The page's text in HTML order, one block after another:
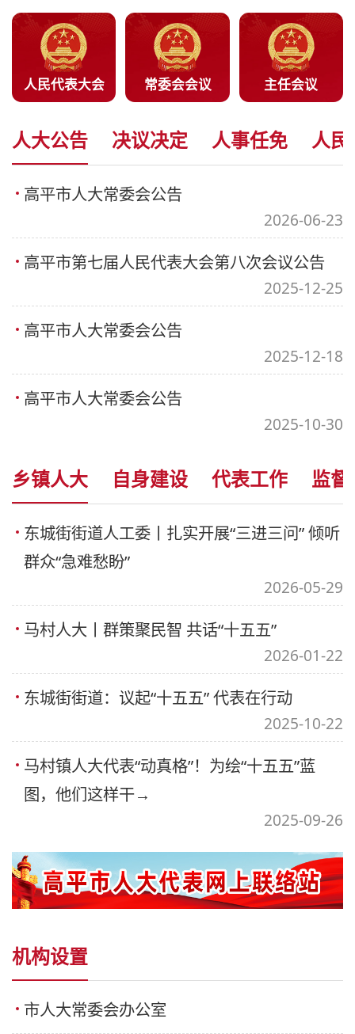
人民代表大会 常委会会议 主任会议
人大公告 决议决定 人事任免 人民
高平市人大常委会公告
2026-06-23
高平市第七届人民代表大会第八次会议公告
2025-12-25
高平市人大常委会公告
2025-12-18
高平市人大常委会公告
2025-10-30
乡镇人大 自身建设 代表工作 监
东城街街道人工委丨扎实开展“三进三问” 倾听
群众“急难愁盼”
2026-05-29
马村人大丨群策聚民智 共话“十五五”
2026-01-22
东城街街道：议起“十五五” 代表在行动
2025-10-22
马村镇人大代表“动真格”！为绘“十五五”蓝
图，他们这样干→
2025-09-26
机构设置
市人大常委会办公室